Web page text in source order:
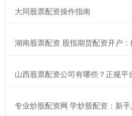
​大同股票配资操作指南
湖南股票配资 股指期货配资开户
山西股票配资公司有哪些？正规平
专业炒股配资网 学炒股配资：新